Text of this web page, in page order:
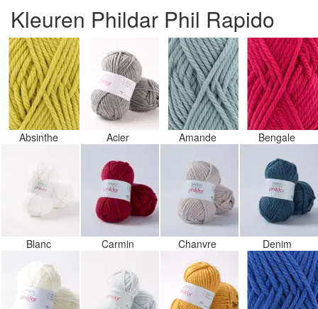
Kleuren Phildar Phil Rapido
Absinthe Acier Amande Bengale
Blanc Carmin Chanvre Denim